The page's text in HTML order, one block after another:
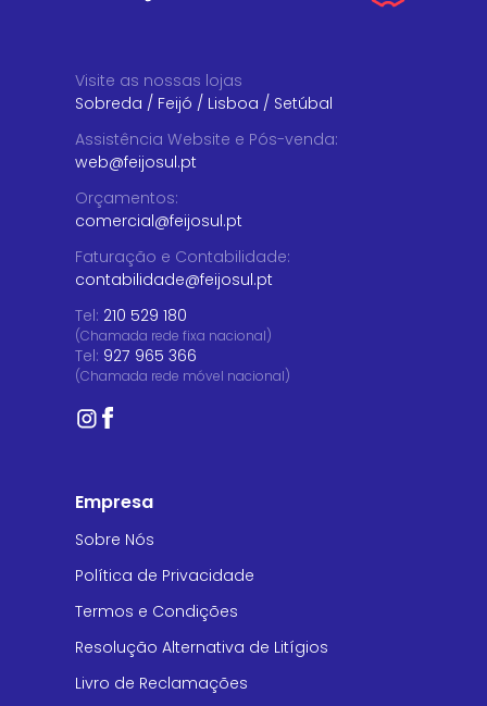
Visite as nossas lojas
Sobreda / Feijó / Lisboa / Setúbal
Assistência Website e Pós-venda:
web@feijosul.pt
Orçamentos:
comercial@feijosul.pt
Faturação e Contabilidade:
contabilidade@feijosul.pt
Tel: 210 529 180
(Chamada rede fixa nacional)
Tel: 927 965 366
(Chamada rede móvel nacional)
Empresa
Sobre Nós
Política de Privacidade
Termos e Condições
Resolução Alternativa de Litígios
Livro de Reclamações